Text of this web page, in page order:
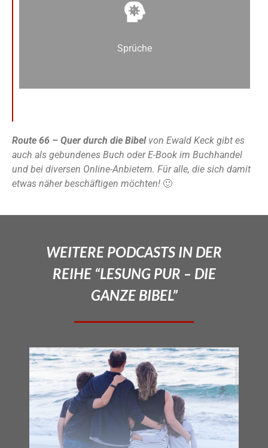
Sprüche
Route 66 – Quer durch die Bibel von Ewald Keck gibt es
auch als gebundenes Buch oder E-Book im Buchhandel
und bei diversen Online-Anbietern. Für alle, die sich damit
etwas näher beschäftigen möchten! 🙂
WEITERE PODCASTS IN DER
REIHE “LESUNG PUR – DIE
GANZE BIBEL”